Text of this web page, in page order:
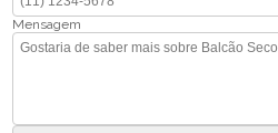
Mensagem